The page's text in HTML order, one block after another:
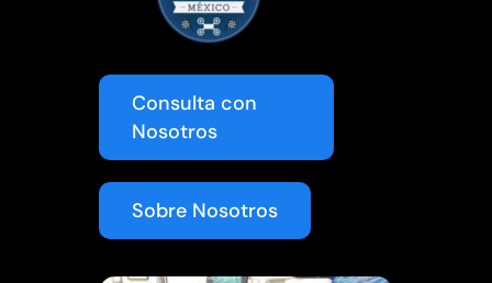
Consulta con
Nosotros
Sobre Nosotros